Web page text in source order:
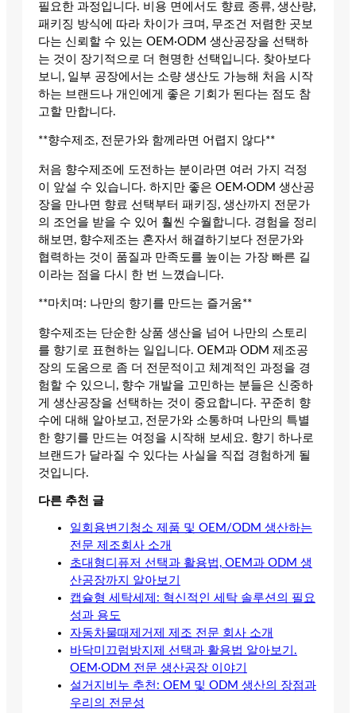
필요한 과정입니다. 비용 면에서도 향료 종류, 생산량,
패키징 방식에 따라 차이가 크며, 무조건 저렴한 곳보
다는 신뢰할 수 있는 OEM·ODM 생산공장을 선택하
는 것이 장기적으로 더 현명한 선택입니다. 찾아보다
보니, 일부 공장에서는 소량 생산도 가능해 처음 시작
하는 브랜드나 개인에게 좋은 기회가 된다는 점도 참
고할 만합니다.
**향수제조, 전문가와 함께라면 어렵지 않다**
처음 향수제조에 도전하는 분이라면 여러 가지 걱정
이 앞설 수 있습니다. 하지만 좋은 OEM·ODM 생산공
장을 만나면 향료 선택부터 패키징, 생산까지 전문가
의 조언을 받을 수 있어 훨씬 수월합니다. 경험을 정리
해보면, 향수제조는 혼자서 해결하기보다 전문가와
협력하는 것이 품질과 만족도를 높이는 가장 빠른 길
이라는 점을 다시 한 번 느꼈습니다.
**마치며: 나만의 향기를 만드는 즐거움**
향수제조는 단순한 상품 생산을 넘어 나만의 스토리
를 향기로 표현하는 일입니다. OEM과 ODM 제조공
장의 도움으로 좀 더 전문적이고 체계적인 과정을 경
험할 수 있으니, 향수 개발을 고민하는 분들은 신중하
게 생산공장을 선택하는 것이 중요합니다. 꾸준히 향
수에 대해 알아보고, 전문가와 소통하며 나만의 특별
한 향기를 만드는 여정을 시작해 보세요. 향기 하나로
브랜드가 달라질 수 있다는 사실을 직접 경험하게 될
것입니다.
다른 추천 글
일회용변기청소 제품 및 OEM/ODM 생산하는
전문 제조회사 소개
초대형디퓨저 선택과 활용법, OEM과 ODM 생
산공장까지 알아보기
캡슐형 세탁세제: 혁신적인 세탁 솔루션의 필요
성과 용도
자동차물때제거제 제조 전문 회사 소개
바닥미끄럼방지제 선택과 활용법 알아보기.
OEM·ODM 전문 생산공장 이야기
설거지비누 추천: OEM 및 ODM 생산의 장점과
우리의 전문성